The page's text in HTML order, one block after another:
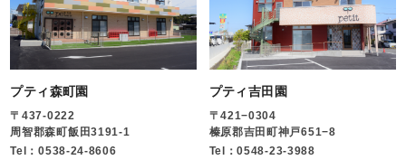
プティ森町園
〒437-0222
周智郡森町飯田3191-1
Tel：0538-24-8606
プティ吉田園
〒421−0304
榛原郡吉田町神戸651−8
Tel：0548-23-3988